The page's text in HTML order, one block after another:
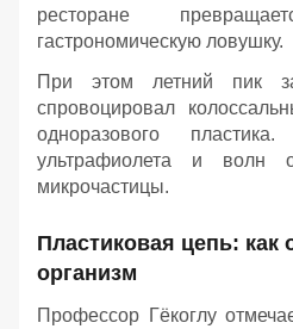
ресторане
гастрономическую ловушку.
При этом летний пик
спровоцировал
одноразового
ультрафиолета и волн
микрочастицы.
Пластиковая цепь:
организм
Профессор Гёкоглу